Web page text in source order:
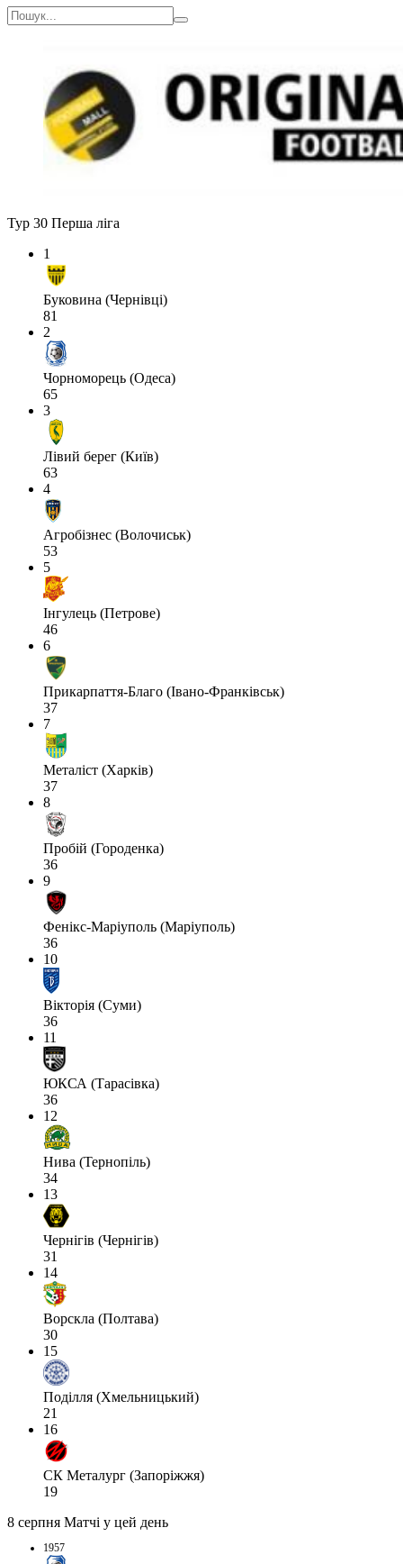
Тур 30 Перша ліга
1
Буковина (Чернівці)
81
2
Чорноморець (Одеса)
65
3
Лівий берег (Київ)
63
4
Агробізнес (Волочиськ)
53
5
Інгулець (Петрове)
46
6
Прикарпаття-Благо (Івано-Франківськ)
37
7
Металіст (Харків)
37
8
Пробій (Городенка)
36
9
Фенікс-Маріуполь (Маріуполь)
36
10
Вікторія (Суми)
36
11
ЮКСА (Тарасівка)
36
12
Нива (Тернопіль)
34
13
Чернігів (Чернігів)
31
14
Ворскла (Полтава)
30
15
Поділля (Хмельницький)
21
16
СК Металург (Запоріжжя)
19
8 серпня Матчі у цей день
1957